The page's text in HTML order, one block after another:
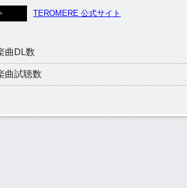
TEROMERE 公式サイト
曲DL数
曲試聴数